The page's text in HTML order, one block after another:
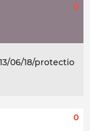
0
06/18/
0